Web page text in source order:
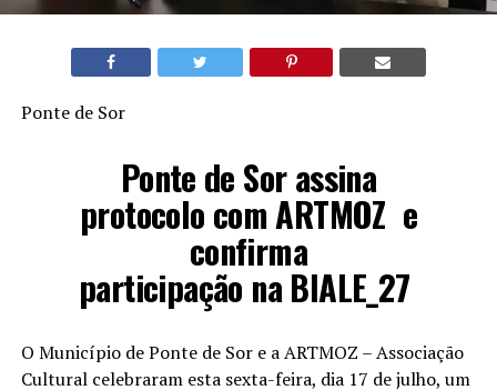
Ponte de Sor
Ponte de Sor assina
protocolo com ARTMOZ e
confirma
participação na BIALE_27
O Município de Ponte de Sor e a ARTMOZ – Associação
Cultural celebraram esta sexta-feira, dia 17 de julho, um